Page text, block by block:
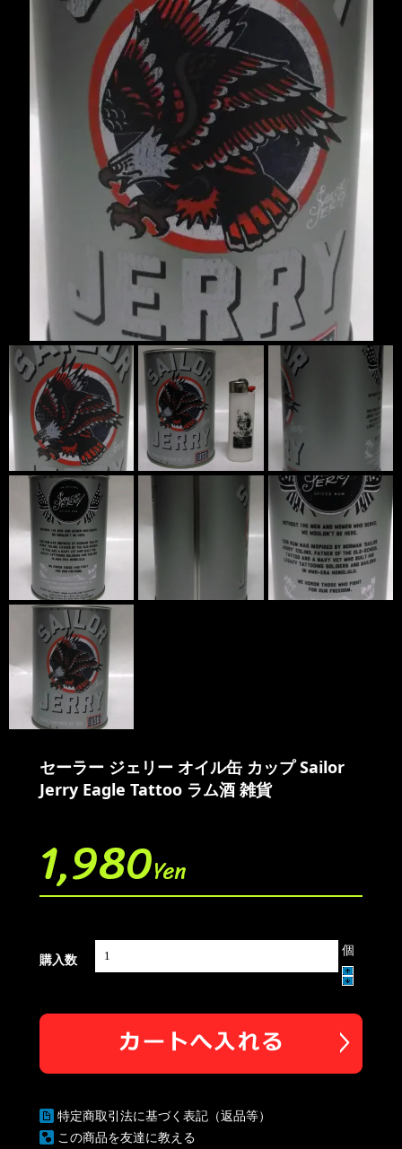
セーラー ジェリー オイル缶 カップ Sailor
Jerry Eagle Tattoo ラム酒 雑貨
1,980Yen
購入数
個
特定商取引法に基づく表記（返品等）
この商品を友達に教える